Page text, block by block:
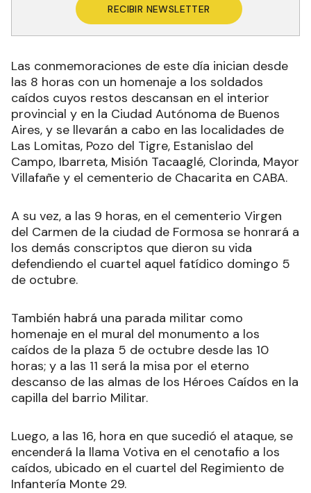
RECIBIR NEWSLETTER
Las conmemoraciones de este día inician desde
las 8 horas con un homenaje a los soldados
caídos cuyos restos descansan en el interior
provincial y en la Ciudad Autónoma de Buenos
Aires, y se llevarán a cabo en las localidades de
Las Lomitas, Pozo del Tigre, Estanislao del
Campo, Ibarreta, Misión Tacaaglé, Clorinda, Mayor
Villafañe y el cementerio de Chacarita en CABA.
A su vez, a las 9 horas, en el cementerio Virgen
del Carmen de la ciudad de Formosa se honrará a
los demás conscriptos que dieron su vida
defendiendo el cuartel aquel fatídico domingo 5
de octubre.
También habrá una parada militar como
homenaje en el mural del monumento a los
caídos de la plaza 5 de octubre desde las 10
horas; y a las 11 será la misa por el eterno
descanso de las almas de los Héroes Caídos en la
capilla del barrio Militar.
Luego, a las 16, hora en que sucedió el ataque, se
encenderá la llama Votiva en el cenotafio a los
caídos, ubicado en el cuartel del Regimiento de
Infantería Monte 29.